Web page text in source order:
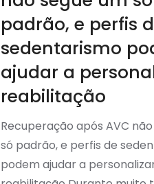
padrão, e perfis
sedentarismo
ajudar a
reabilitação
Recuperação após AVC
só padrão, e perfis de
podem ajudar a